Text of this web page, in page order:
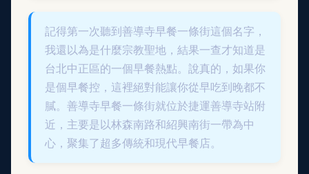
記得第一次聽到善導寺早餐一條街這個名字，
我還以為是什麼宗教聖地，結果一查才知道是
台北中正區的一個早餐熱點。說真的，如果你
是個早餐控，這裡絕對能讓你從早吃到晚都不
膩。善導寺早餐一條街就位於捷運善導寺站附
近，主要是以林森南路和紹興南街一帶為中
心，聚集了超多傳統和現代早餐店。